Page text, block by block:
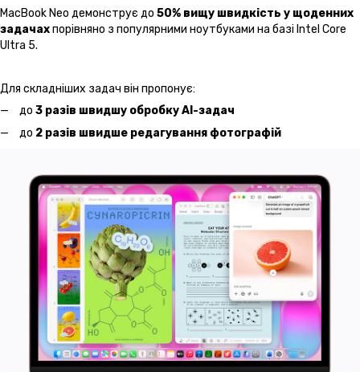
MacBook Neo демонструє до 50% вищу швидкість у щоденних
задачахпорівняно з популярними ноутбуками на базі Intel Core
Ultra 5.
Для складніших задач він пропонує:
до 3 разів швидшу обробку AI-задач
до 2 разів швидше редагування фотографій